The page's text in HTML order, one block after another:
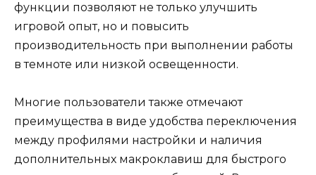
функции позволяют не только улучшить
игровой опыт, но и повысить
производительность при выполнении работы
в темноте или низкой освещенности.
Многие пользователи также отмечают
преимущества в виде удобства переключения
между профилями настройки и наличия
дополнительных макроклавиш для быстрого